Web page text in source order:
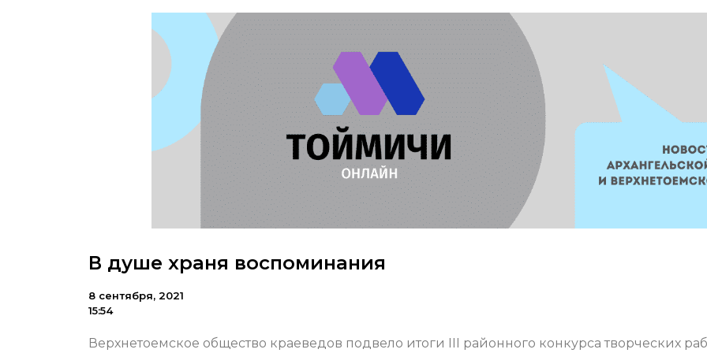
В душе храня воспоминания
8 сентября, 2021
15:54
Верхнетоемское общество краеведов подвело итоги III районного конкурса творческих